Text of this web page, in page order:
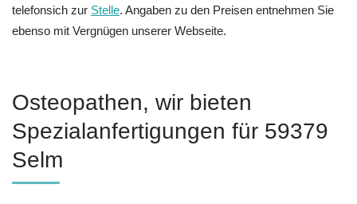
telefonsich zur Stelle. Angaben zu den Preisen entnehmen Sie
ebenso mit Vergnügen unserer Webseite.
Osteopathen, wir bieten
Spezialanfertigungen für 59379
Selm